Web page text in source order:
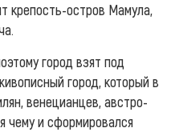
крепость-остров Мамула,
город взят под
город, который в
венецианцев, австро-
чему и сформировался